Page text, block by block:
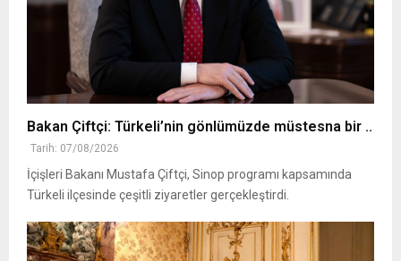
Bakan Çiftçi: Türkeli’nin gönlümüzde müstesna bir ..
Tarih: 07/08/2026
İçişleri Bakanı Mustafa Çiftçi, Sinop programı kapsamında
Türkeli ilçesinde çeşitli ziyaretler gerçekleştirdi.